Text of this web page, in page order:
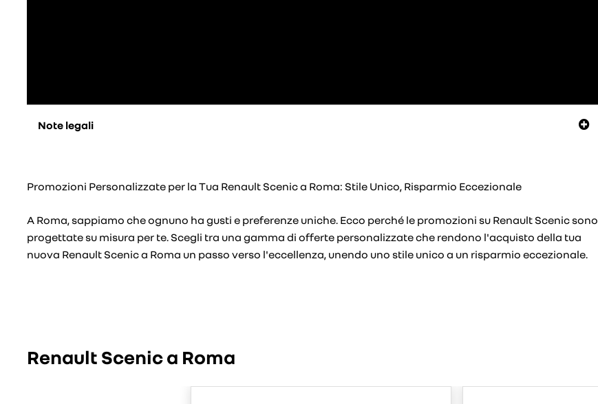
Note legali
Promozioni Personalizzate per la Tua Renault Scenic a Roma: Stile Unico, Risparmio Eccezionale
A Roma, sappiamo che ognuno ha gusti e preferenze uniche. Ecco perché le promozioni su Renault Scenic sono
progettate su misura per te. Scegli tra una gamma di offerte personalizzate che rendono l'acquisto della tua
nuova Renault Scenic a Roma un passo verso l'eccellenza, unendo uno stile unico a un risparmio eccezionale.
Renault Scenic a Roma